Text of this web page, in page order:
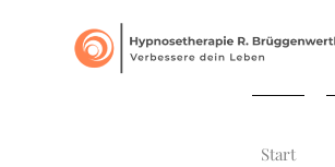
Start